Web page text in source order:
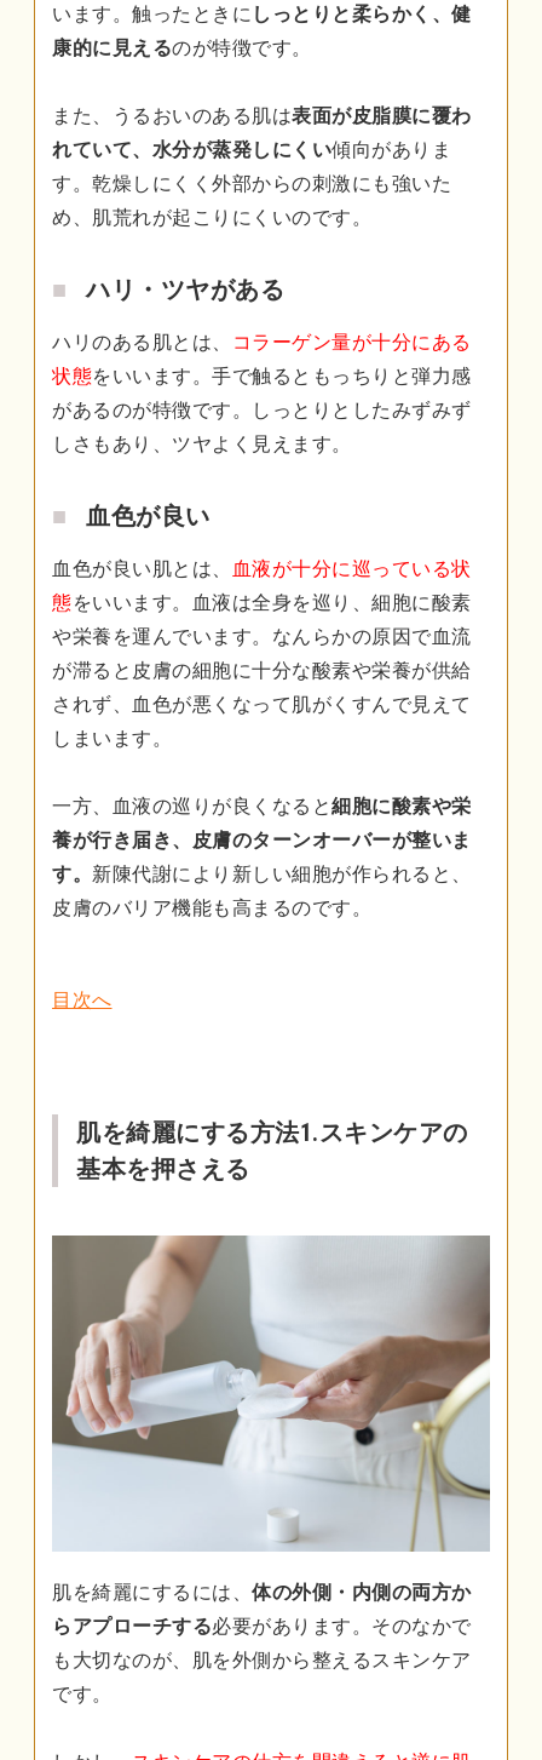
います。触ったときに しっとりと柔らかく、健
康的に見えるのが特徴です。
また、うるおいのある肌は表面が皮脂膜に覆わ
れていて、水分が蒸発しにくい傾向がありま
す。乾燥しにくく外部からの刺激にも強いた
め、肌荒れが起こりにくいのです。
ハリ・ツヤがある
ハリのある肌とは、
コラーゲン量が十分にある
状態をいいます。手で触るともっちりと弾力感
があるのが特徴です。しっとりとしたみずみず
しさもあり、ツヤよく見えます。
血色が良い
血色が良い肌とは、
血液が十分に巡っている状
態をいいます。血液は全身を巡り、細胞に酸素
や栄養を運んでいます。なんらかの原因で血流
が滞ると皮膚の細胞に十分な酸素や栄養が供給
されず、血色が悪くなって肌がくすんで見えて
しまいます。
一方、血液の巡りが良くなると細胞に酸素や栄
養が行き届き、皮膚のターンオーバーが整いま
す。 新陳代謝により新しい細胞が作られると、
皮膚のバリア機能も高まるのです。
目次へ
肌を綺麗にする方法1.スキンケアの
基本を押さえる
肌を綺麗にするには、 体の外側・内側の両方か
らアプローチする必要があります。そのなかで
も大切なのが、肌を外側から整えるスキンケア
です。